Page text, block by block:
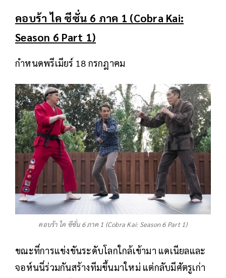
คอบร้า ไค ซีซั่น 6 ภาค 1 (Cobra Kai:
Season 6 Part 1)
กำหนดพรีเมียร์ 18 กรกฎาคม
คอบร้า ไค ซีซั่น 6 ภาค 1 (Cobra Kai: Season 6 Part 1)
ขณะที่การแข่งขันระดับโลกใกล้เข้ามา แดเนียลและ
จอห์นนี่ร่วมกันสร้างทีมขึ้นมาใหม่ แต่กลับมีศัตรูเก่า